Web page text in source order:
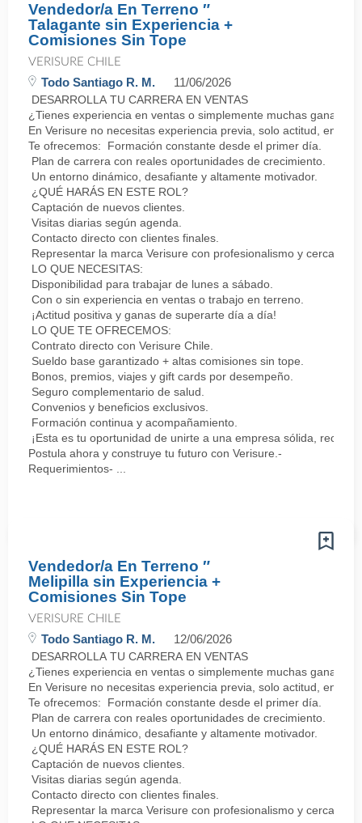
Vendedor/a En Terreno ″
Talagante sin Experiencia +
Comisiones Sin Tope
VERISURE CHILE
Todo Santiago R. M. 11/06/2026
DESARROLLA TU CARRERA EN VENTAS
¿Tienes experiencia en ventas o simplemente muchas ganas
En Verisure no necesitas experiencia previa, solo actitud,
Te ofrecemos: Formación constante desde el primer día.
Plan de carrera con reales oportunidades de crecimiento.
Un entorno dinámico, desafiante y altamente motivador.
¿QUÉ HARÁS EN ESTE ROL?
Captación de nuevos clientes.
Visitas diarias según agenda.
Contacto directo con clientes finales.
Representar la marca Verisure con profesionalismo y cercanía.
LO QUE NECESITAS:
Disponibilidad para trabajar de lunes a sábado.
Con o sin experiencia en ventas o trabajo en terreno.
¡Actitud positiva y ganas de superarte día a día!
LO QUE TE OFRECEMOS:
Contrato directo con Verisure Chile.
Sueldo base garantizado + altas comisiones sin tope.
Bonos, premios, viajes y gift cards por desempeño.
Seguro complementario de salud.
Convenios y beneficios exclusivos.
Formación continua y acompañamiento.
¡Esta es tu oportunidad de unirte a una empresa sólida,
Postula ahora y construye tu futuro con Verisure.-
Requerimientos- ...
Vendedor/a En Terreno ″
Melipilla sin Experiencia +
Comisiones Sin Tope
VERISURE CHILE
Todo Santiago R. M. 12/06/2026
DESARROLLA TU CARRERA EN VENTAS
¿Tienes experiencia en ventas o simplemente muchas ganas
En Verisure no necesitas experiencia previa, solo actitud,
Te ofrecemos: Formación constante desde el primer día.
Plan de carrera con reales oportunidades de crecimiento.
Un entorno dinámico, desafiante y altamente motivador.
¿QUÉ HARÁS EN ESTE ROL?
Captación de nuevos clientes.
Visitas diarias según agenda.
Contacto directo con clientes finales.
Representar la marca Verisure con profesionalismo y cercanía.